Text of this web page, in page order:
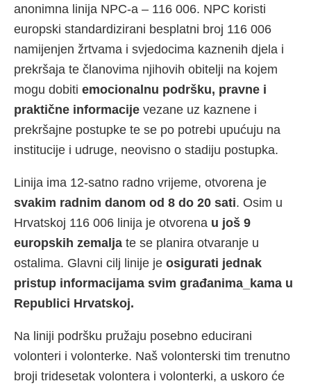
anonimna linija NPC-a – 116 006. NPC koristi
europski standardizirani besplatni broj 116 006
namijenjen žrtvama i svjedocima kaznenih djela i
prekršaja te članovima njihovih obitelji na kojem
mogu dobiti emocionalnu podršku, pravne i
praktične informacije vezane uz kaznene i
prekršajne postupke te se po potrebi upućuju na
institucije i udruge, neovisno o stadiju postupka.
Linija ima 12-satno radno vrijeme, otvorena je
svakim radnim danom od 8 do 20 sati. Osim u
Hrvatskoj 116 006 linija je otvorena u još 9
europskih zemalja te se planira otvaranje u
ostalima. Glavni cilj linije je osigurati jednak
pristup informacijama svim građanima_kama u
Republici Hrvatskoj.
Na liniji podršku pružaju posebno educirani
volonteri i volonterke. Naš volonterski tim trenutno
broji tridesetak volontera i volonterki, a uskoro će